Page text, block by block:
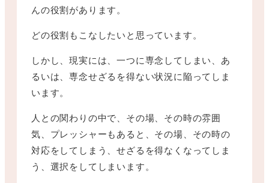
んの役割があります。
どの役割もこなしたいと思っています。
しかし、現実には、一つに専念してしまい、あ
るいは、専念せざるを得ない状況に陥ってしま
います。
人との関わりの中で、その場、その時の雰囲
気、プレッシャーもあると、その場、その時の
対応をしてしまう、せざるを得なくなってしま
う、選択をしてしまいます。